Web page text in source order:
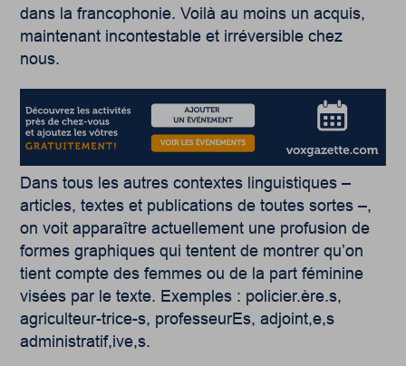
dans la francophonie. Voilà au moins un acquis,
maintenant incontestable et irréversible chez
nous.
Dans tous les autres contextes linguistiques –
articles, textes et publications de toutes sortes –,
on voit apparaître actuellement une profusion de
formes graphiques qui tentent de montrer qu’on
tient compte des femmes ou de la part féminine
visées par le texte. Exemples : policier.ère.s,
agriculteur-trice-s, professeurEs, adjoint,e,s
administratif,ive,s.